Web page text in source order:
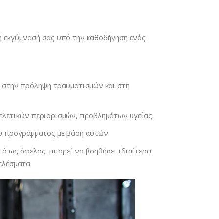
εκγύμνασή σας υπό την καθοδήγηση ενός
στην πρόληψη τραυματισμών και στη
περιορισμών, προβλημάτων υγείας.
προγράμματος με βάση αυτών.
ως όφελος, μπορεί να βοηθήσει ιδιαίτερα